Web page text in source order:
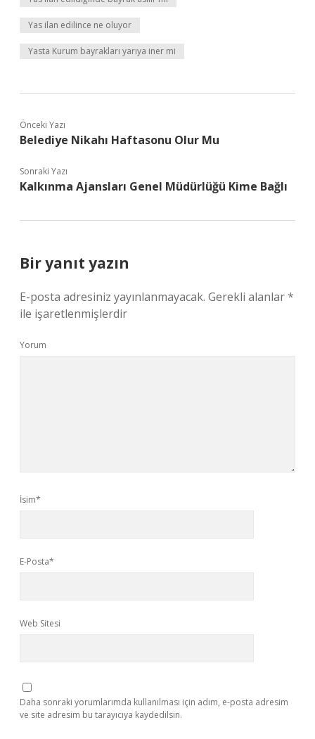
Yas ilan edilince ne oluyor
Yasta Kurum bayrakları yarıya iner mi
Önceki Yazı
Belediye Nikahı Haftasonu Olur Mu
Sonraki Yazı
Kalkınma Ajansları Genel Müdürlüğü Kime Bağlı
Bir yanıt yazın
E-posta adresiniz yayınlanmayacak. Gerekli alanlar*
ile işaretlenmişlerdir
Yorum
İsim*
E-Posta*
Web Sitesi
Daha sonraki yorumlarımda kullanılması için adım, e-posta adresim
ve site adresim bu tarayıcıya kaydedilsin.